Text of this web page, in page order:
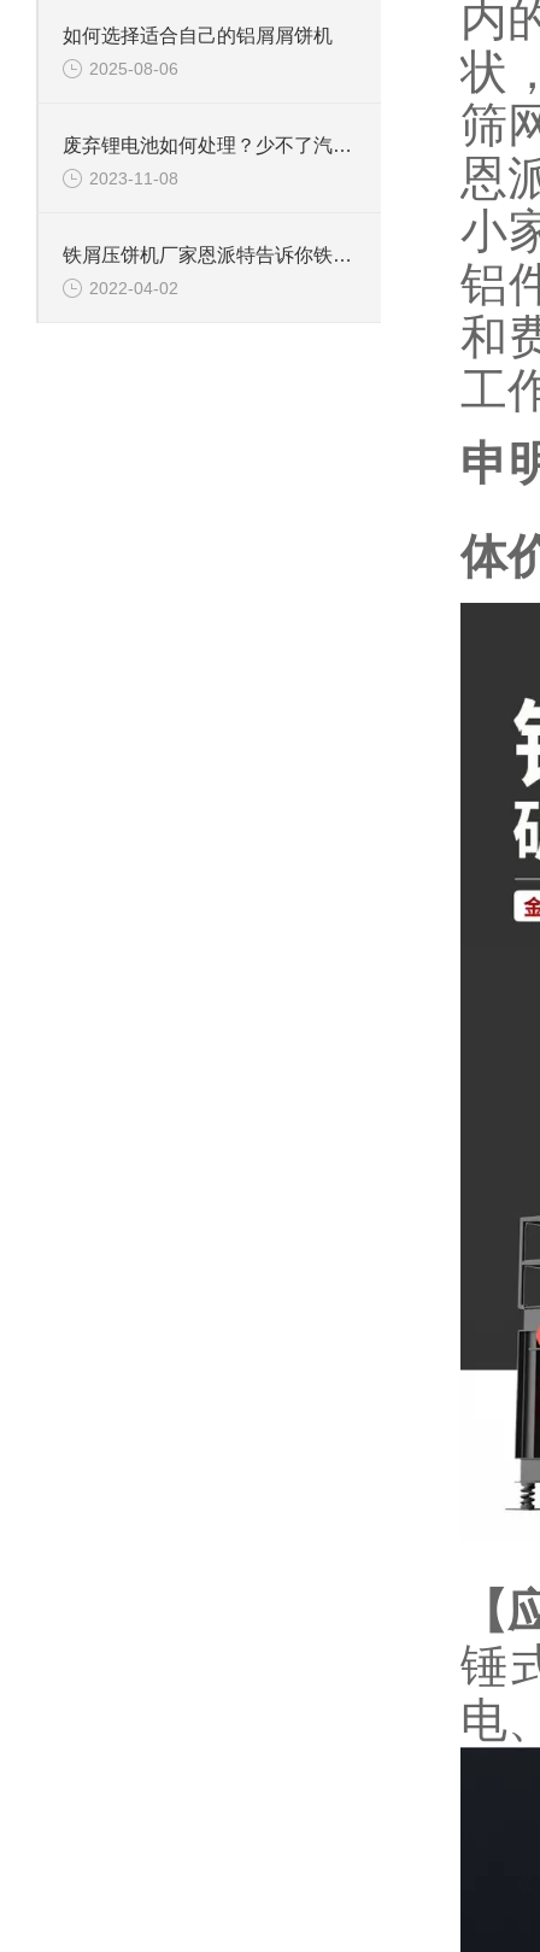
如何选择适合自己的铝屑屑饼机
2025-08-06
废弃锂电池如何处理？少不了汽车锂电池破碎机
2023-11-08
铁屑压饼机厂家恩派特告诉你铁屑压饼机热压与冷压的区别在那里？
2022-04-02
内
状
筛
恩
小
铝
和
工
申
体
【
锤
电